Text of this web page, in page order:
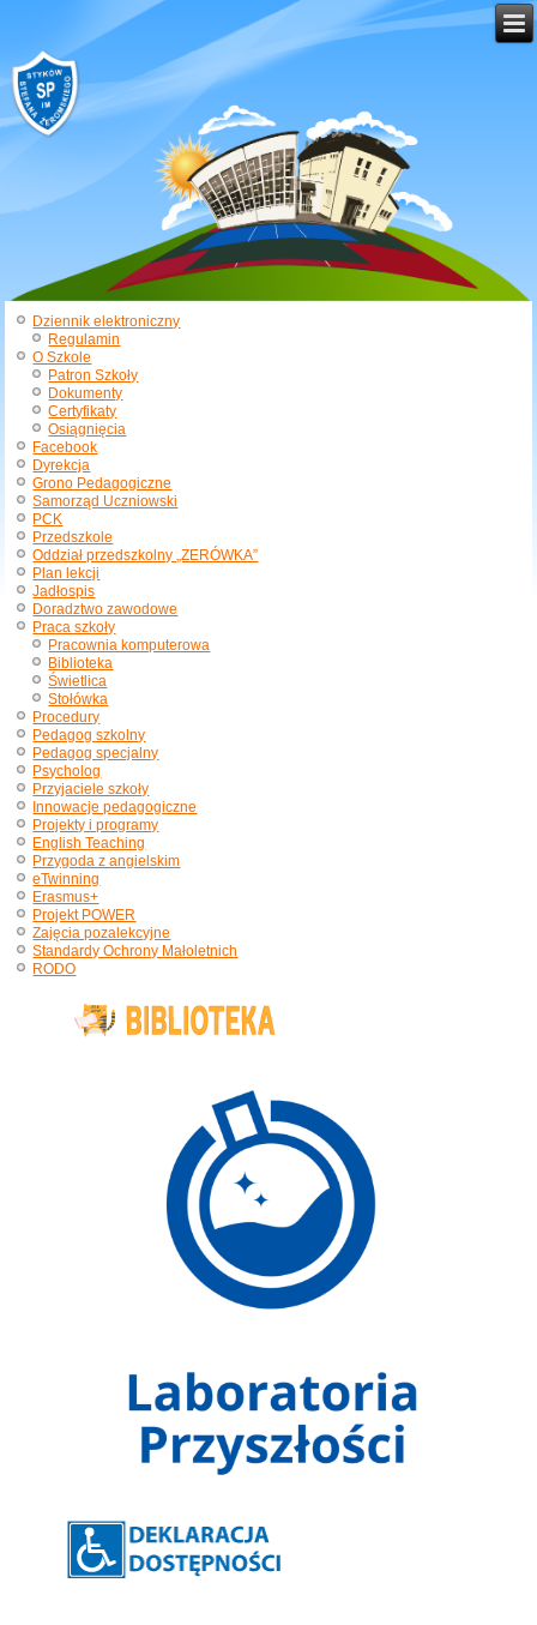
Dziennik elektroniczny
Regulamin
O Szkole
Patron Szkoły
Dokumenty
Certyfikaty
Osiągnięcia
Facebook
Dyrekcja
Grono Pedagogiczne
Samorząd Uczniowski
PCK
Przedszkole
Oddział przedszkolny „ZERÓWKA”
Plan lekcji
Jadłospis
Doradztwo zawodowe
Praca szkoły
Pracownia komputerowa
Biblioteka
Świetlica
Stołówka
Procedury
Pedagog szkolny
Pedagog specjalny
Psycholog
Przyjaciele szkoły
Innowacje pedagogiczne
Projekty i programy
English Teaching
Przygoda z angielskim
eTwinning
Erasmus+
Projekt POWER
Zajęcia pozalekcyjne
Standardy Ochrony Małoletnich
RODO